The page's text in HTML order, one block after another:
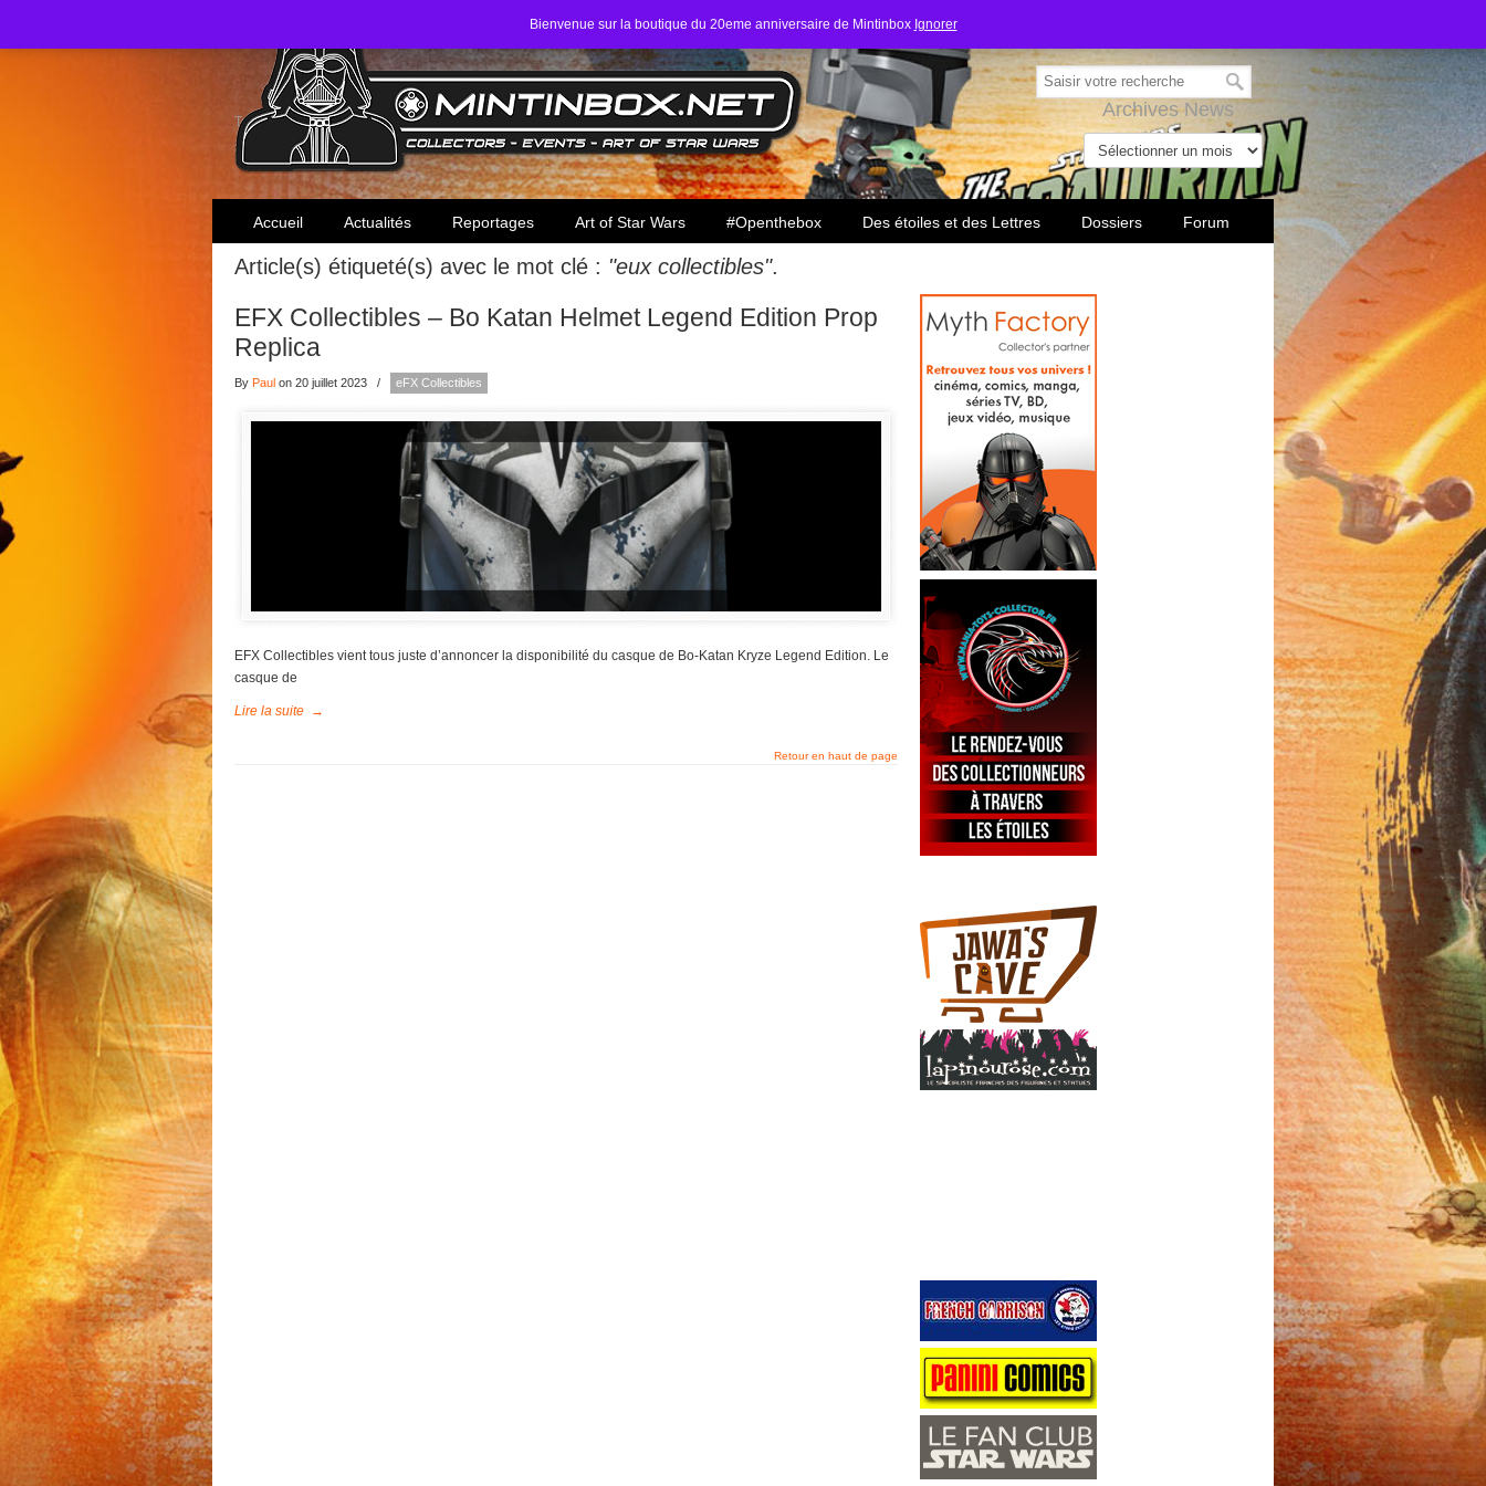
Bienvenue sur la boutique du 20eme anniversaire de Mintinbox Ignorer
Toute l'actualité des collectionneurs Star Wars
Archives News
Accueil Actualités Reportages Art of Star Wars #Openthebox Des étoiles et des Lettres Dossiers Forum
Article(s) étiqueté(s) avec le mot clé : "eux collectibles".
EFX Collectibles – Bo Katan Helmet Legend Edition Prop
Replica
By Paul on 20 juillet 2023 / eFX Collectibles
EFX Collectibles vient tous juste d’annoncer la disponibilité du casque de Bo-Katan Kryze Legend Edition. Le
casque de
Lire la suite →
Retour en haut de page